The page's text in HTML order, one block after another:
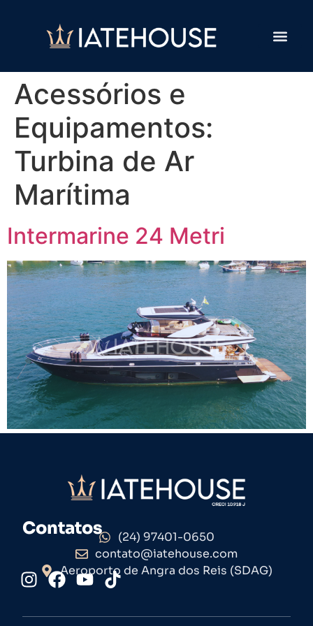
Acessórios e
Equipamentos:
Turbina de Ar
Marítima
Intermarine 24 Metri
Contatos
(24) 97401-0650
contato@iatehouse.com
Aeroporto de Angra dos Reis (SDAG)